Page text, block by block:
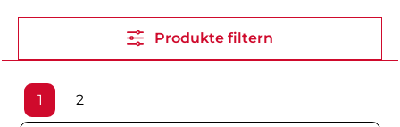
Produkte filtern
Seite
1 Seite
2